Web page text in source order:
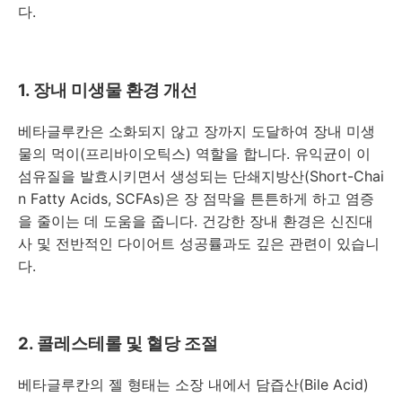
다.
1. 장내 미생물 환경 개선
베타글루칸은 소화되지 않고 장까지 도달하여 장내 미생
물의 먹이(프리바이오틱스) 역할을 합니다. 유익균이 이
섬유질을 발효시키면서 생성되는 단쇄지방산(Short-Chai
n Fatty Acids, SCFAs)은 장 점막을 튼튼하게 하고 염증
을 줄이는 데 도움을 줍니다. 건강한 장내 환경은 신진대
사 및 전반적인 다이어트 성공률과도 깊은 관련이 있습니
다.
2. 콜레스테롤 및 혈당 조절
베타글루칸의 젤 형태는 소장 내에서 담즙산(Bile Acid)